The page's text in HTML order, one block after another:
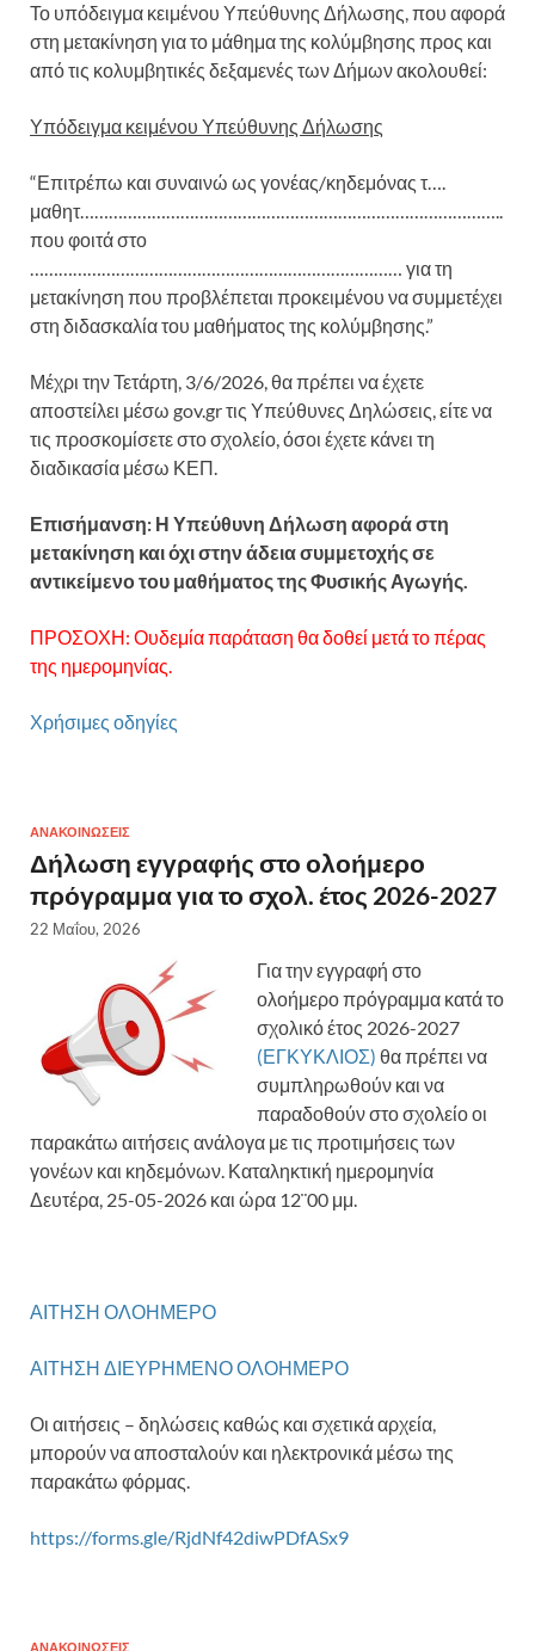
Το υπόδειγμα κειμένου Υπεύθυνης Δήλωσης, που αφορά
στη μετακίνηση για το μάθημα της κολύμβησης προς και
από τις κολυμβητικές δεξαμενές των Δήμων ακολουθεί:
Υπόδειγμα κειμένου Υπεύθυνης Δήλωσης
“Επιτρέπω και συναινώ ως γονέας/κηδεμόνας τ….
μαθητ……………………………………………………………………………..
που φοιτά στο
…………………………………………………………………… για τη
μετακίνηση που προβλέπεται προκειμένου να συμμετέχει
στη διδασκαλία του μαθήματος της κολύμβησης.”
Μέχρι την Τετάρτη, 3/6/2026, θα πρέπει να έχετε
αποστείλει μέσω gov.gr τις Υπεύθυνες Δηλώσεις, είτε να
τις προσκομίσετε στο σχολείο, όσοι έχετε κάνει τη
διαδικασία μέσω ΚΕΠ.
Επισήμανση: Η Υπεύθυνη Δήλωση αφορά στη
μετακίνηση και όχι στην άδεια συμμετοχής σε
αντικείμενο του μαθήματος της Φυσικής Αγωγής.
ΠΡΟΣΟΧΗ: Ουδεμία παράταση θα δοθεί μετά το πέρας
της ημερομηνίας.
Χρήσιμες οδηγίες
ΑΝΑΚΟΙΝΏΣΕΙΣ
Δήλωση εγγραφής στο ολοήμερο
πρόγραμμα για το σχολ. έτος 2026-2027
22 Μαΐου, 2026
Για την εγγραφή στο
ολοήμερο πρόγραμμα κατά το
σχολικό έτος 2026-2027
(ΕΓΚΥΚΛΙΟΣ) θα πρέπει να
συμπληρωθούν και να
παραδοθούν στο σχολείο οι
παρακάτω αιτήσεις ανάλογα με τις προτιμήσεις των
γονέων και κηδεμόνων. Καταληκτική ημερομηνία
Δευτέρα, 25-05-2026 και ώρα 12¨00 μμ.
ΑΙΤΗΣΗ ΟΛΟΗΜΕΡΟ
ΑΙΤΗΣΗ ΔΙΕΥΡΗΜΕΝΟ ΟΛΟΗΜΕΡΟ
Οι αιτήσεις – δηλώσεις καθώς και σχετικά αρχεία,
μπορούν να αποσταλούν και ηλεκτρονικά μέσω της
παρακάτω φόρμας.
https://forms.gle/RjdNf42diwPDfASx9
ΑΝΑΚΟΙΝΏΣΕΙΣ